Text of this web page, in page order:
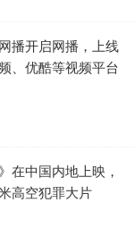
态。
不是一笔小数
，观众都称之
影片就会说“下血
播开启网播，上线
、优酷等视频平台
在中国内地上映，
高空犯罪大片